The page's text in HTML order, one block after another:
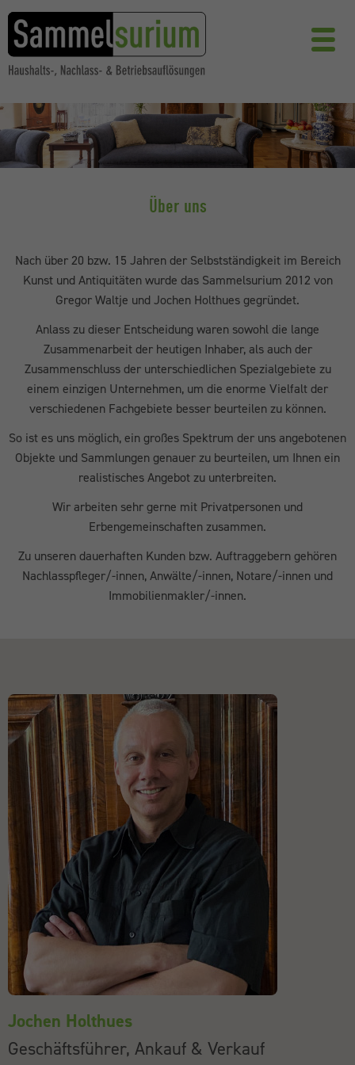
Über uns
Nach über 20 bzw. 15 Jahren der Selbstständigkeit im Bereich
Kunst und Antiquitäten wurde das Sammelsurium 2012 von
Gregor Waltje und Jochen Holthues gegründet.
Anlass zu dieser Entscheidung waren sowohl die lange
Zusammenarbeit der heutigen Inhaber, als auch der
Zusammenschluss der unterschiedlichen Spezialgebiete zu
einem einzigen Unternehmen, um die enorme Vielfalt der
verschiedenen Fachgebiete besser beurteilen zu können.
So ist es uns möglich, ein großes Spektrum der uns angebotenen
Objekte und Sammlungen genauer zu beurteilen, um Ihnen ein
realistisches Angebot zu unterbreiten.
Wir arbeiten sehr gerne mit Privatpersonen und
Erbengemeinschaften zusammen.
Zu unseren dauerhaften Kunden bzw. Auftraggebern gehören
Nachlasspfleger/-innen, Anwälte/-innen, Notare/-innen und
Immobilienmakler/-innen.
Jochen Holthues
Geschäftsführer, Ankauf & Verkauf